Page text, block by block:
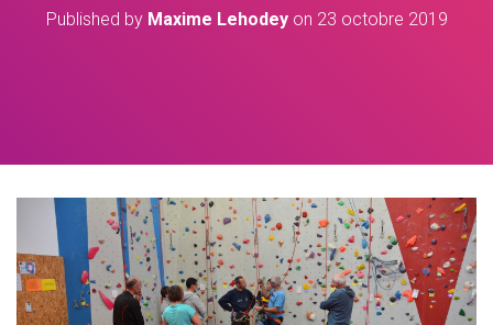
Published by Maxime Lehodeyon 23 octobre 2019